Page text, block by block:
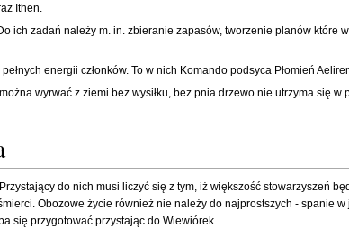
Ithen.
ich zadań należy m. in. zbieranie zapasów, tworzenie planów
energii członków. To w nich Komando podsyca Płomień
wyrwać z ziemi bez wysiłku, bez pnia drzewo nie utrzyma się
do nich musi liczyć się z tym, iż większość stowarzyszeń
Obozowe życie również nie należy do najprostszych - spanie
się przygotować przystając do Wiewiórek.